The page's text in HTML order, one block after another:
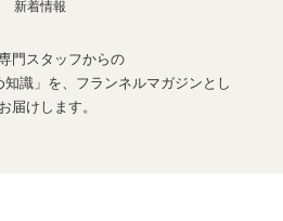
新着情報
門スタッフからの
知識」を、フランネルマガジンとし
届けします。